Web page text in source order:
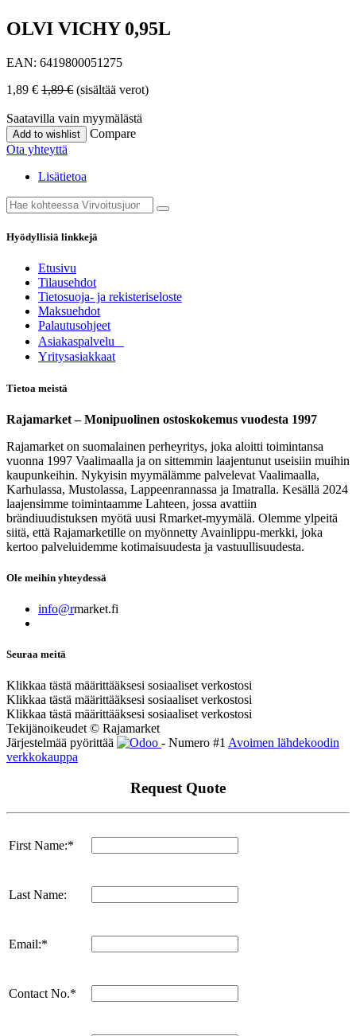
OLVI VICHY 0,95L
EAN: 6419800051275
1,89 € 1,89€ (sisältää verot)
Saatavilla vain myymälästä
Add to wishlist
Compare
Ota yhteyttä
Lisätietoa
Hyödyllisiä linkkejä
Etusivu
Tilausehdot
Tietosuoja- ja rekisteriseloste
Maksuehdot
Palautusohjeet
Asia​k​aspalvelu
​Yritysasiakkaat
Tietoa meistä
Rajamarket – Monipuolinen ostoskokemus vuodesta 1997
Rajamarket on suomalainen perheyritys, joka aloitti toimintansa
vuonna 1997 Vaalimaalla ja on sittemmin laajentunut useisiin muihin
kaupunkeihin. Nykyisin myymälämme palvelevat Vaalimaalla,
Karhulassa, Mustolassa, Lappeenrannassa ja Imatralla. Kesällä 2024
laajensimme toimintaamme Lahteen, jossa avattiin
brändiuudistuksen myötä uusi Rmarket-myymälä. Olemme ylpeitä
siitä, että Rajamarketille on myönnetty Avainlippu-merkki, joka
kertoo palveluidemme kotimaisuudesta ja vastuullisuudesta.
Ole meihin yhteydessä
info@rmarket.fi
Seuraa meitä
Klikkaa tästä määrittääksesi sosiaaliset verkostosi
Klikkaa tästä määrittääksesi sosiaaliset verkostosi
Klikkaa tästä määrittääksesi sosiaaliset verkostosi
Tekijänoikeudet © Rajamarket
Järjestelmää pyörittää
- Numero #1 Avoimen lähdekoodin
verkkokauppa
Request Quote
First Name:*
Last Name:
Email:*
Contact No.*